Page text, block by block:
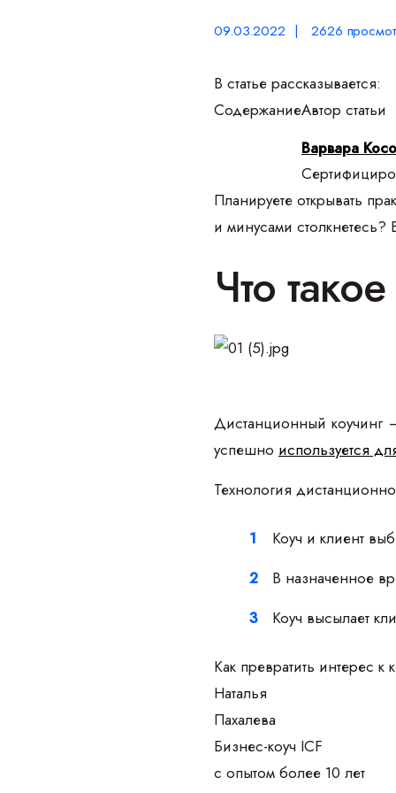
09.03.2022 | 2626
В статье рассказывается:
СодержаниеАвтор статьи
Варвара
Планируете открывать
и минусами
Что
Дистанционный коучинг
успешно используется
Технология
Коуч и клиент
В назначенное
Коуч высылает
Как превратить интерес к
Наталья
Пахалева
Бизнес-коуч ICF
с опытом более 10 лет